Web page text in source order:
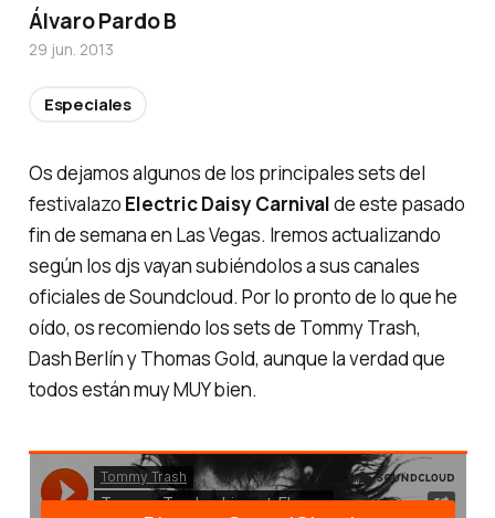
Os dejamos algunos de los principales sets del
festivalazo Electric Daisy Carnivalde este pasado
fin de semana en Las Vegas. Iremos actualizando
según los djs vayan subiéndolos a sus canales
oficiales de Soundcloud. Por lo pronto de lo que he
oído, os recomiendo los sets de Tommy Trash,
Dash Berlín y Thomas Gold, aunque la verdad que
todos están muy MUY bien.
Álvaro Pardo B
29 jun. 2013
Especiales